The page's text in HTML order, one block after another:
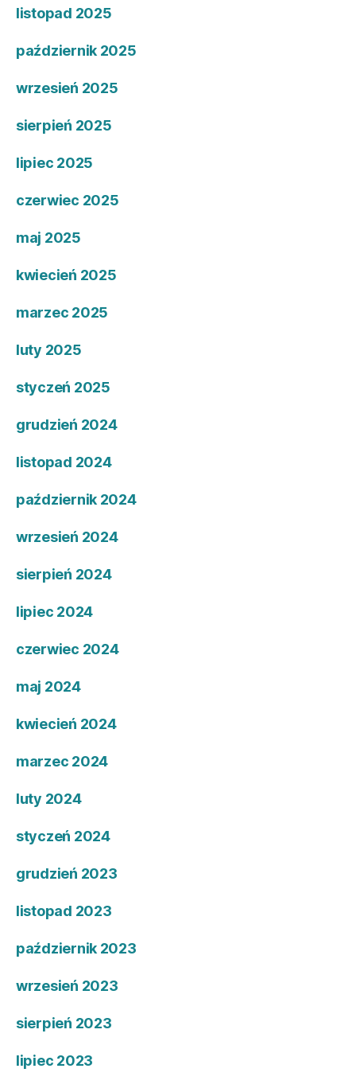
listopad 2025
październik 2025
wrzesień 2025
sierpień 2025
lipiec 2025
czerwiec 2025
maj 2025
kwiecień 2025
marzec 2025
luty 2025
styczeń 2025
grudzień 2024
listopad 2024
październik 2024
wrzesień 2024
sierpień 2024
lipiec 2024
czerwiec 2024
maj 2024
kwiecień 2024
marzec 2024
luty 2024
styczeń 2024
grudzień 2023
listopad 2023
październik 2023
wrzesień 2023
sierpień 2023
lipiec 2023